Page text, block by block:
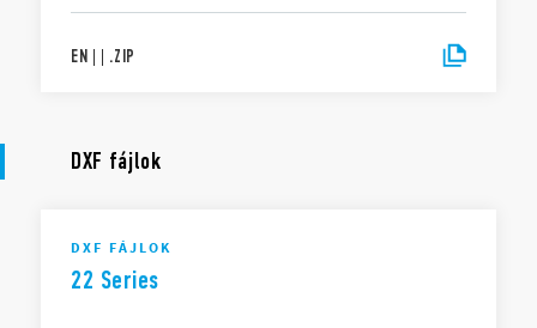
EN | | .ZIP
DXF fájlok
DXF FÁJLOK
22 Series